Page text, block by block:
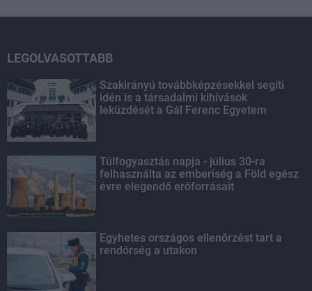
LEGOLVASOTTABB
Szakirányú továbbképzésekkel segíti
idén is a társadalmi kihívások
leküzdését a Gál Ferenc Egyetem
Túlfogyasztás napja - július 30-ra
felhasználta az emberiség a Föld egész
évre elegendő erőforrásait
Egyhetes országos ellenőrzést tart a
rendőrség a utakon